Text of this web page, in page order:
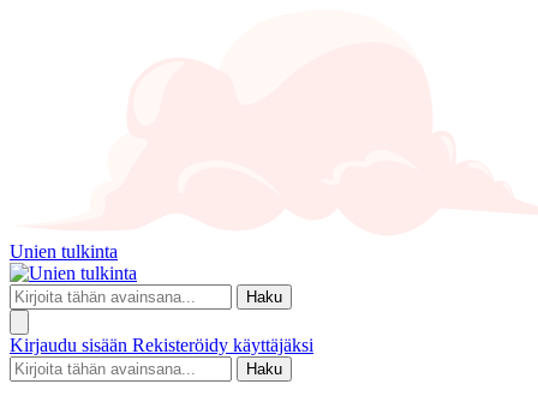
Unien tulkinta
Haku
Kirjaudu sisään Rekisteröidy käyttäjäksi
Haku